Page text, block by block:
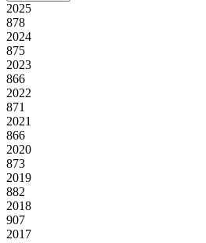
2025
878
2024
875
2023
866
2022
871
2021
866
2020
873
2019
882
2018
907
2017